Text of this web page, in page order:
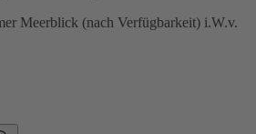
Meerblick (nach Verfügbarkeit) i.W.v.